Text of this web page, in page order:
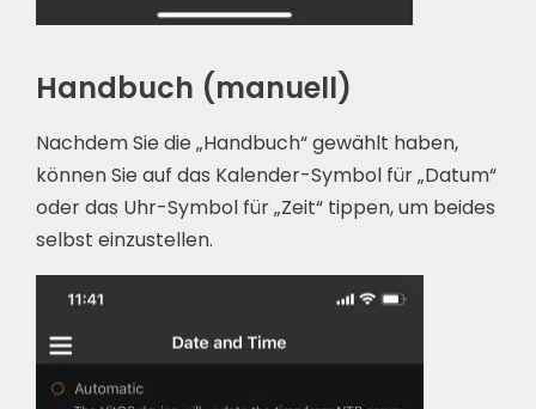
Handbuch (manuell)
Nachdem Sie die „Handbuch“ gewählt haben,
können Sie auf das Kalender-Symbol für „Datum“
oder das Uhr-Symbol für „Zeit“ tippen, um beides
selbst einzustellen.